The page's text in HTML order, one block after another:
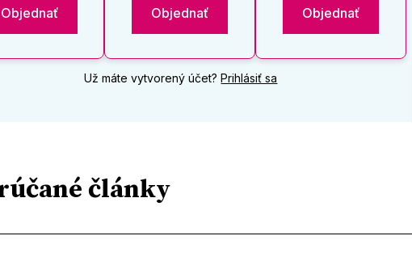
Objednať Objednať Objednať
Už máte vytvorený účet?Prihlásiť sa
články